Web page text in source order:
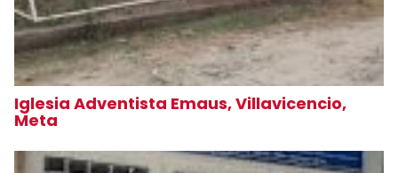
Iglesia Adventista Emaus, Villavicencio,
Meta